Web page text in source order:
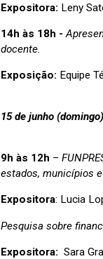
Expositora: Leny
14h às 18h -
docente.
Exposição: Equipe
15 de junho (domingo)
9h às 12h –
estados, municípios
Expositora: Lucia
Pesquisa sobre
Expositora: Sara